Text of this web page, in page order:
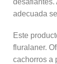
adecuada
Este
fluralaner.
cachorros a